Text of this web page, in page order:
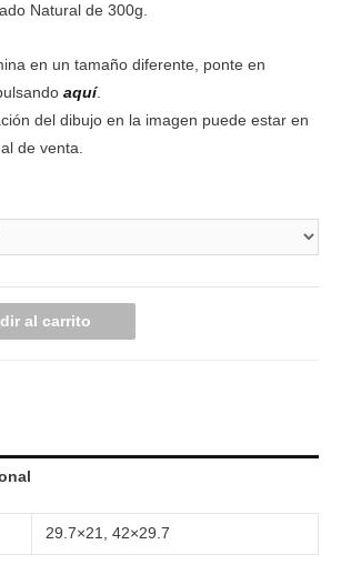
Natural de 300g.
en un tamaño diferente, ponte en
aquí.
del dibujo en la imagen puede estar en
de venta.
al carrito
29.7×21, 42×29.7